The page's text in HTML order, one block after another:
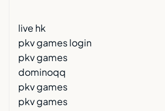
live hk
pkv games login
pkv games
dominoqq
pkv games
pkv games